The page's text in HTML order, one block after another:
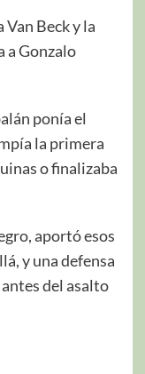
Beck y la
a Gonzalo
ponía el
la primera
o finalizaba
aportó esos
y una defensa
del asalto